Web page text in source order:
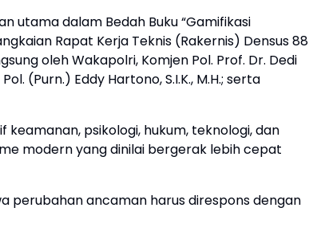
utama dalam Bedah Buku “Gamifikasi
Rapat Kerja Teknis (Rakernis) Densus 88
oleh Wakapolri, Komjen Pol. Prof. Dr. Dedi
(Purn.) Eddy Hartono, S.I.K., M.H.; serta
psikologi, hukum, teknologi, dan
modern yang dinilai bergerak lebih cepat
perubahan ancaman harus direspons dengan